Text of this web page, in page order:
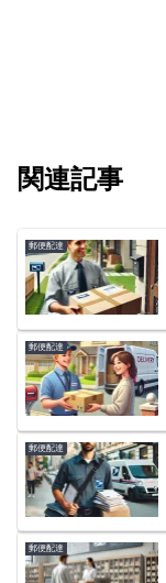
関連記事
郵便配達
郵便配達
郵便配達
郵便配達